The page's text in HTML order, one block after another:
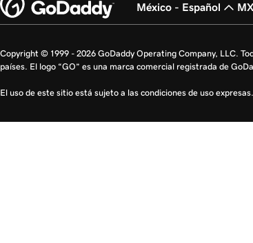
México - Español
Copyright © 1999 - 2026 GoDaddy Operating Company, LLC.
países. El logo “GO” es una marca comercial registrada de
El uso de este sitio está sujeto a las condiciones de uso